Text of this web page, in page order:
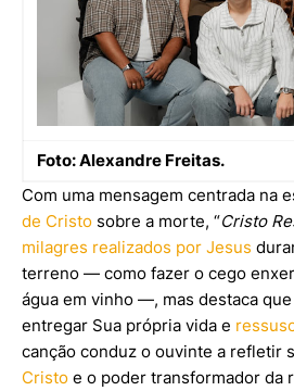
Foto: Alexandre Freitas.
Com uma mensagem centrada na
de Cristo sobre a morte, “Cristo
milagres realizados por Jesus
terreno — como fazer o cego
água em vinho —, mas destaca
entregar Sua própria vida e
canção conduz o ouvinte a refletir
Cristo e o poder transformador da